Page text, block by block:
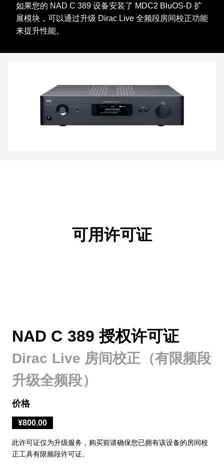
如果您的 NAD C 389 设备安装了 MDC2 BluOS-D 扩
展模块，可以通过升级 Dirac Live 全频段房间校正功能
来提升性能。
可用许可证
NAD C 389 授权许可证
Dirac Live 房间校正（有限频段
升级全频段）
价格
¥800.00
此许可证仅为升级服务，购买前请确保您已拥有该设备的房间校
正工具有限频段许可证。